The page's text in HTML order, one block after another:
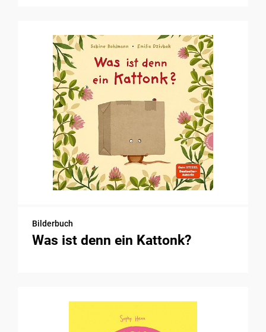
Bilderbuch
Was ist denn ein Kattonk?